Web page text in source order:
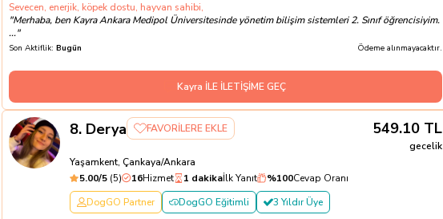
Sevecen, enerjik, köpek dostu, hayvan sahibi,
"Merhaba, ben Kayra Ankara Medipol Üniversitesinde yönetim bilişim sistemleri 2. Sınıf öğrencisiyim.
..."
Son Aktiflik: Bugün Ödeme alınmayacaktır.
Kayra İLE İLETİŞİME GEÇ
8. Derya FAVORİLERE EKLE 549.10TL
gecelik
Yaşamkent, Çankaya/Ankara
5.00/5 (5) 16Hizmet 1 dakikaİlk Yanıt %100Cevap Oranı
DogGO Partner
DogGO Eğitimli
3 Yıldır Üye